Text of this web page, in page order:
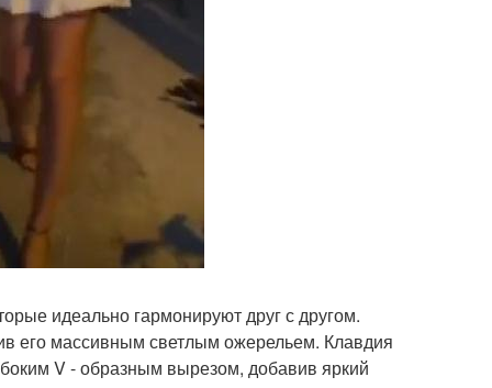
идеально гармонируют друг с другом.
его массивным светлым ожерельем. Клавдия
V - образным вырезом, добавив яркий